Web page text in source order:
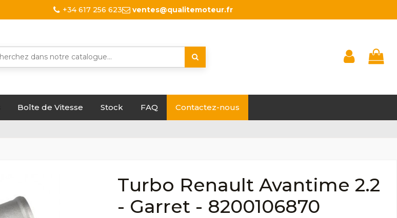
+34 617 256 623 ventes@qualitemoteur.fr
Boîte de Vitesse Stock FAQ Contactez-nous
Turbo Renault Avantime 2.2
- Garret - 8200106870